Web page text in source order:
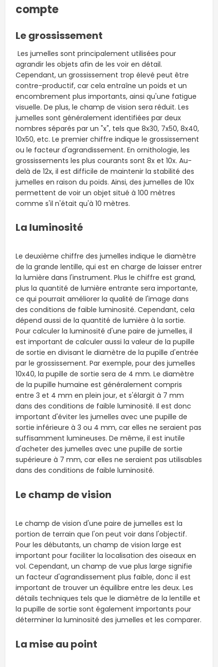
compte
Le grossissement
Les jumelles sont principalement utilisées pour
agrandir les objets afin de les voir en détail.
Cependant, un grossissement trop élevé peut être
contre-productif, car cela entraîne un poids et un
encombrement plus importants, ainsi qu'une fatigue
visuelle. De plus, le champ de vision sera réduit. Les
jumelles sont généralement identifiées par deux
nombres séparés par un "x", tels que 8x30, 7x50, 8x40,
10x50, etc. Le premier chiffre indique le grossissement
ou le facteur d'agrandissement. En ornithologie, les
grossissements les plus courants sont 8x et 10x. Au-
delà de 12x, il est difficile de maintenir la stabilité des
jumelles en raison du poids. Ainsi, des jumelles de 10x
permettent de voir un objet situé à 100 mètres
comme s'il n'était qu'à 10 mètres.
La luminosité
Le deuxième chiffre des jumelles indique le diamètre
de la grande lentille, qui est en charge de laisser entrer
la lumière dans l'instrument. Plus le chiffre est grand,
plus la quantité de lumière entrante sera importante,
ce qui pourrait améliorer la qualité de l'image dans
des conditions de faible luminosité. Cependant, cela
dépend aussi de la quantité de lumière à la sortie.
Pour calculer la luminosité d'une paire de jumelles, il
est important de calculer aussi la valeur de la pupille
de sortie en divisant le diamètre de la pupille d'entrée
par le grossissement. Par exemple, pour des jumelles
10x40, la pupille de sortie sera de 4 mm. Le diamètre
de la pupille humaine est généralement compris
entre 3 et 4 mm en plein jour, et s'élargit à 7 mm
dans des conditions de faible luminosité. Il est donc
important d'éviter les jumelles avec une pupille de
sortie inférieure à 3 ou 4 mm, car elles ne seraient pas
suffisamment lumineuses. De même, il est inutile
d'acheter des jumelles avec une pupille de sortie
supérieure à 7 mm, car elles ne seraient pas utilisables
dans des conditions de faible luminosité.
Le champ de vision
Le champ de vision d'une paire de jumelles est la
portion de terrain que l'on peut voir dans l'objectif.
Pour les débutants, un champ de vision large est
important pour faciliter la localisation des oiseaux en
vol. Cependant, un champ de vue plus large signifie
un facteur d'agrandissement plus faible, donc il est
important de trouver un équilibre entre les deux. Les
détails techniques tels que le diamètre de la lentille et
la pupille de sortie sont également importants pour
déterminer la luminosité des jumelles et les comparer.
La mise au point